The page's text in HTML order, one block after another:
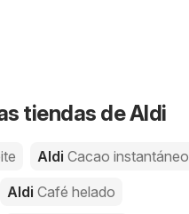
tiendas de Aldi
Aldi Cacao instantáneo
Aldi Café helado